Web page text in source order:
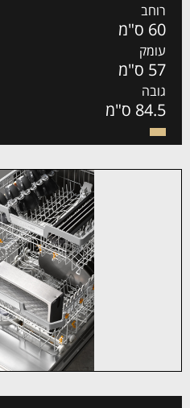
רוחב
60 ס"מ
עומק
57 ס"מ
גובה
84.5 ס"מ